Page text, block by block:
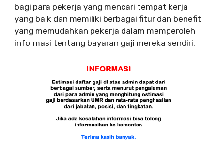
bagi para pekerja yang mencari tempat kerja
yang baik dan memiliki berbagai fitur dan benefit
yang memudahkan pekerja dalam memperoleh
informasi tentang bayaran gaji mereka sendiri.